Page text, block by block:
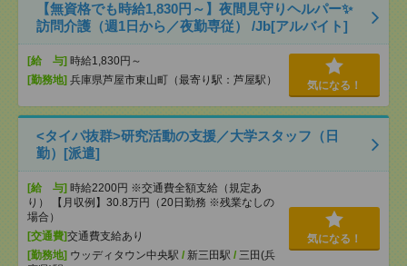
【無資格でも時給1,830円～】夜間見守りヘルパー✨
訪問介護（週1日から／夜勤専従） /Jb[アルバイト]
[給 与] 時給1,830円～
[勤務地] 兵庫県芦屋市東山町（最寄り駅：芦屋駅） 気になる！
<タイパ抜群>研究活動の支援／大学スタッフ（日
勤）[派遣]
[給 与] 時給2200円 ※交通費全額支給（規定あ
り） 【月収例】30.8万円（20日勤務 ※残業なしの
場合）
[交通費]交通費支給あり
[勤務地] ウッディタウン中央駅 / 新三田駅 / 三田(兵
気になる！